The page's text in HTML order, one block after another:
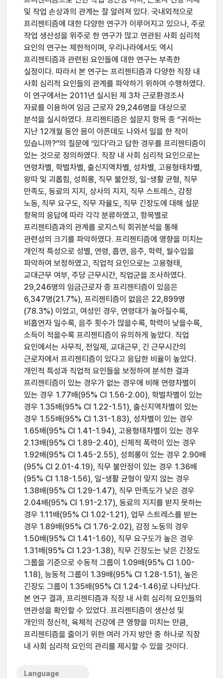
및 작업 손상과의 관계는 잘 알려져 있다. 국내외적으로
프리젠티즘에 대한 다양한 연구가 이루어지고 있으나, 주로
작업 생산성을 위주로 한 연구가 많고 연관된 사회 심리적
요인의 연구는 제한적이며, 우리나라에서도 역시
프리젠티즘과 관련된 요인들에 대한 연구는 부족한
실정이다. 따라서 본 연구는 프리젠티즘과 다양한 직장 내
사회 심리적 요인들의 관계를 파악하기 위하여 수행하였다.
이 연구에서는 2011년 실시된 제 3차 근로환경조사
자료를 이용하여 임금 근로자 29,246명을 대상으로
분석을 실시하였다. 프리젠티즘은 설문지 항목 중 “귀하는
지난 12개월 동안 몸이 아픈데도 나와서 일을 한 적이
있습니까?”의 질문에 ‘있다’라고 답한 경우를 프리젠티즘이
있는 것으로 정의하였다. 직장 내 사회 심리적 요인으로는
연령차별, 학벌차별, 출신지역차별, 성차별, 고용형태차별,
왕따 및 괴롭힘, 성희롱, 직무 불안정, 일-생활 균형, 직무
만족도, 동료의 지지, 상사의 지지, 직무 스트레스, 감정
노동, 직무 요구도, 직무 자율도, 직무 긴장도에 대해 설문
항목의 응답에 따라 각각 분류하였고, 항목별로
프리젠티즘과의 관계를 로지스틱 회귀분석을 통해
관련성의 크기를 파악하였다. 프리젠티즘에 영향을 미치는
개인적 특성으로 성별, 연령, 흡연, 음주, 학력, 월수입을
파악하여 보정하였고, 직업적 요인으로는 고용형태,
교대근무 여부, 주당 근무시간, 직업군을 조사하였다.
29,246명의 임금근로자 중 프리젠티즘이 있음은
6,347명(21.7%), 프리젠티즘이 없음은 22,899명
(78.3%) 이었고, 여성인 경우, 연령대가 높아질수록,
비흡연자 일수록, 음주 횟수가 많을수록, 학력이 낮을수록,
소득이 적을수록 프리젠티즘이 유의하게 높았다. 직업
요인에서는 사무직, 전일제, 교대근무, 긴 근무시간의
근로자에서 프리젠티즘이 있다고 응답한 비율이 높았다.
개인적 특성과 직업적 요인들을 보정하여 분석한 결과
프리젠티즘이 있는 경우가 없는 경우에 비해 연령차별이
있는 경우 1.77배(95% CI 1.56-2.00), 학벌차별이 있는
경우 1.35배(95% CI 1.22-1.51), 출신지역차별이 있는
경우 1.55배(95% CI 1.31-1.83), 성차별이 있는 경우
1.65배(95% CI 1.41-1.94), 고용형태차별이 있는 경우
2.13배(95% CI 1.89-2.40), 신체적 폭력이 있는 경우
1.92배(95% CI 1.45-2.55), 성희롱이 있는 경우 2.90배
(95% CI 2.01-4.19), 직무 불안정이 있는 경우 1.36배
(95% CI 1.18-1.56), 일-생활 균형이 맞지 않는 경우
1.38배(95% CI 1.29-1.47), 직무 만족도가 낮은 경우
2.04배(95% CI 1.91-2.17), 동료의 지지를 받지 못하는
경우 1.11배(95% CI 1.02-1.21), 업무 스트레스를 받는
경우 1.89배(95% CI 1.76-2.02), 감정 노동의 경우
1.50배(95% CI 1.41-1.60), 직무 요구도가 높은 경우
1.31배(95% CI 1.23-1.38), 직무 긴장도는 낮은 긴장도
그룹을 기준으로 수동적 그룹이 1.09배(95% CI 1.00-
1.18), 능동적 그룹이 1.39배(95% CI 1.28-1.51), 높은
긴장도 그룹이 1.35배(95% CI 1.24-1.46)로 나타났다.
본 연구 결과, 프리젠티즘과 직장 내 사회 심리적 요인들의
연관성을 확인할 수 있었다. 프리젠티즘이 생산성 및
개인의 정신적, 육체적 건강에 큰 영향을 미치는 만큼,
프리젠티즘을 줄이기 위한 여러 가지 방안 중 하나로 직장
내 사회 심리적 요인의 관리를 제시할 수 있을 것이다.
Language